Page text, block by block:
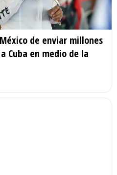
de enviar millones
Cuba en medio de la